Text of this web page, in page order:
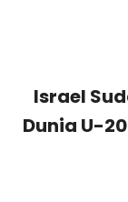
Israel
Dunia U-